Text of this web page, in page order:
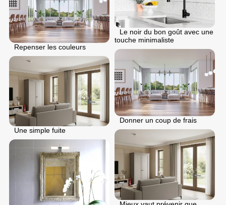
Le noir du bon goût avec une
touche minimaliste
Repenser les couleurs
Donner un coup de frais
Une simple fuite